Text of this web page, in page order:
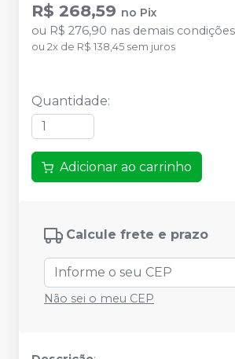
R$ 268,59 no Pix
ou R$ 276,90 nas demais condições
ou 2x de R$ 138,45 sem juros
Quantidade:
Adicionar ao carrinho
Calcule frete e prazo
Não sei o meu CEP